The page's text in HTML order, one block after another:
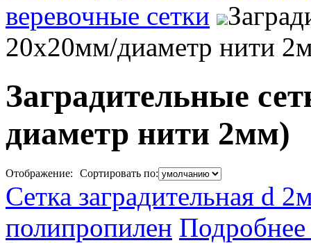
веревочные сетки
20х20мм/диаметр нити
Заградительные
диаметр нити 2мм)
Отображение: Сортировать по:
Сетка заградительная d
полипропилен